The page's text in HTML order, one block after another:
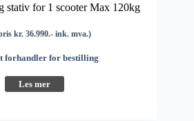
stativ for 1 scooter Max 120kg
kr. 36.990.- ink. mva.)
forhandler for bestilling
Les mer